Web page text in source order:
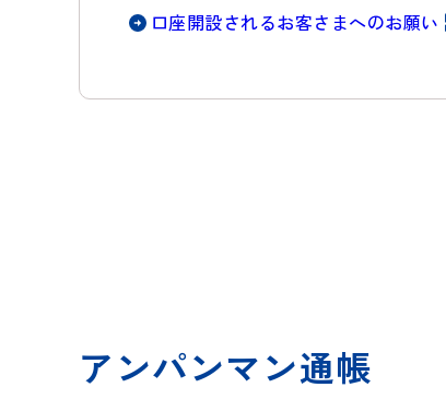
口座開設されるお客さまへのお願い
アンパンマン通帳